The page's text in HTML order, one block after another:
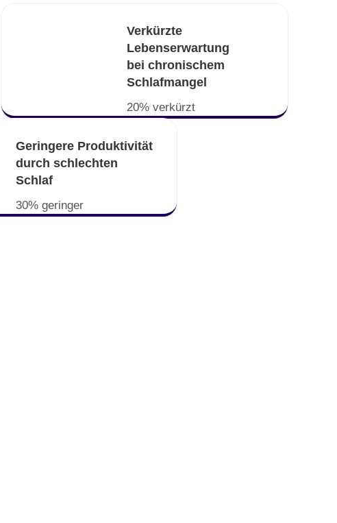
Verkürzte
Lebenserwartung
bei chronischem
Schlafmangel
20% verkürzt
Geringere Produktivität
durch schlechten
Schlaf
30% geringer